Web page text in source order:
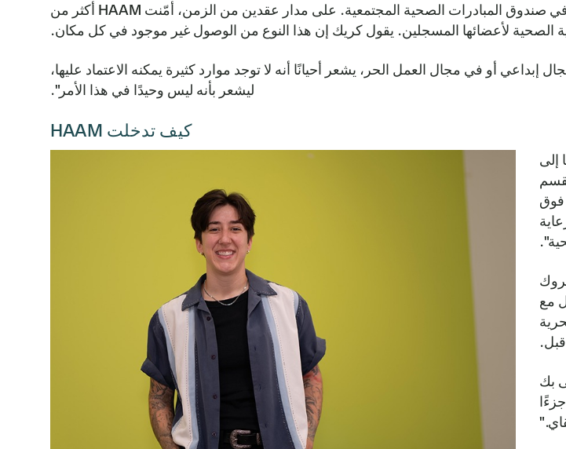
HAAM خلال السنة المالية 2025. كما قدمت بالإضافة إلى ذلك استثمارًا في صندوق المبادرات الصحية المجتمعية. على مدار عقدين من الزمن، أمّنت HAAM أكثر من
أو في مجال العمل الحر، يشعر أحيانًا أنه لا توجد موارد كثيرة يمكنه الاعتماد عليها،
ليشعر بأنه ليس وحيدًا في هذا الأمر".
كيف تدخلت HAAM
إلى
فوق
مع
بك